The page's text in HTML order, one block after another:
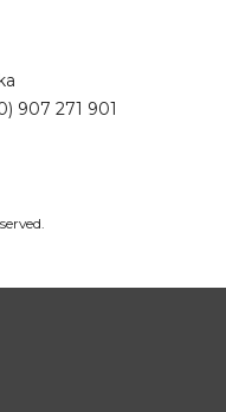
907 271 901